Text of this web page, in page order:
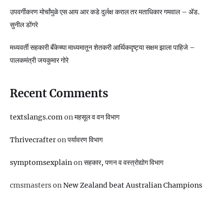
उपवर्गीकरण मोर्चांमुळे एस आय आर कडे दुर्लक्ष कराल तर मताधिकार गमवाल – ॲड.
सुनील डोंगरे
मध्यवर्ती सहकारी बँकेच्या माध्यमातून शेतकरी आर्थिकदृष्ट्या सक्षम झाला पाहिजे –
पालकमंत्री जयकुमार गोरे
Recent Comments
textslangs.comonमहसूल व वन विभाग
Thrivecrafteronपर्यावरण विभाग
symptomsexplainonसहकार, पणन व वस्‍त्रोद्योग विभाग
cmsmastersonNew Zealand beat Australian Champions